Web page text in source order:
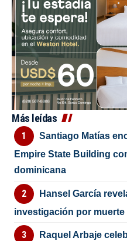
Más leídas
Santiago Matías
Empire State Building
dominicana
Hansel García
investigación por muerte
Raquel Arbaje